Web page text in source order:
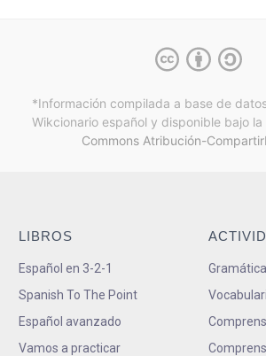
*Información compilada a base de
Wikcionario español y disponible bajo la
Commons Atribución-
LIBROS
Español en 3-2-1
Spanish To The Point
Español avanzado
Vamos a practicar
Gramática